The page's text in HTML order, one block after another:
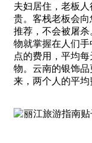
夫妇居住，老板
贵。客栈老板会
推荐，不会被屠
物就掌握在人们
点的费用，平均
物。云南的银饰
来，两个人的平均